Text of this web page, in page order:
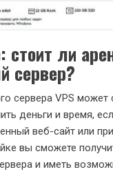
стоит ли
сервер?
сервера VPS может
деньги и время,
веб-сайт или
вы сможете
и иметь